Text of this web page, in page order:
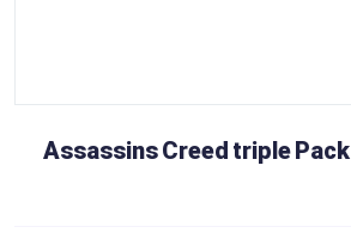
اکانت قانونی بازی Assassins Creed triple Pack